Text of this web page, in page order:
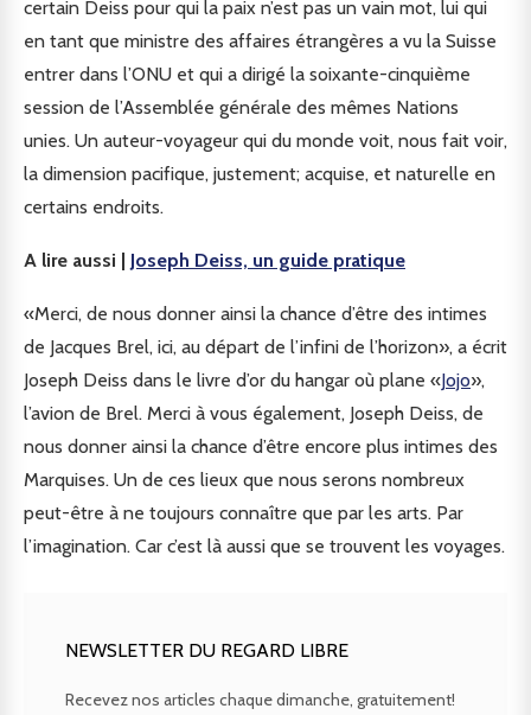
certain Deiss pour qui la paix n’est pas un vain mot, lui qui
en tant que ministre des affaires étrangères a vu la Suisse
entrer dans l’ONU et qui a dirigé la soixante-cinquième
session de l’Assemblée générale des mêmes Nations
unies. Un auteur-voyageur qui du monde voit, nous fait voir,
la dimension pacifique, justement; acquise, et naturelle en
certains endroits.
A lire aussi | Joseph Deiss, un guide pratique
«Merci, de nous donner ainsi la chance d’être des intimes
de Jacques Brel, ici, au départ de l’infini de l’horizon», a écrit
Joseph Deiss dans le livre d’or du hangar où plane «Jojo»,
l’avion de Brel. Merci à vous également, Joseph Deiss, de
nous donner ainsi la chance d’être encore plus intimes des
Marquises. Un de ces lieux que nous serons nombreux
peut-être à ne toujours connaître que par les arts. Par
l’imagination. Car c’est là aussi que se trouvent les voyages.
NEWSLETTER DU REGARD LIBRE
Recevez nos articles chaque dimanche, gratuitement!